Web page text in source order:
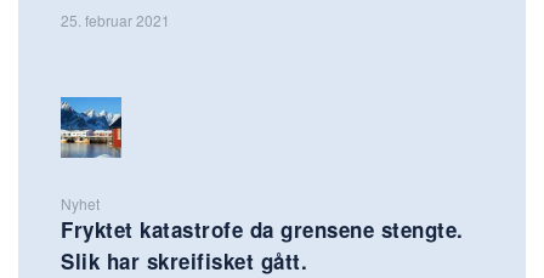
25. februar 2021
Nyhet
Fryktet katastrofe da grensene stengte.
Slik har skreifisket gått.